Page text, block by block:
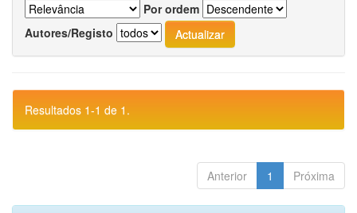
Por ordem
Autores/Registo
Resultados 1-1 de 1.
Anterior 1 Próxima